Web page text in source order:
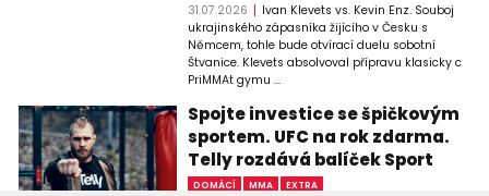
31.07.2026
Ivan Klevets vs. Kevin Enz. Souboj
ukrajinského zápasníka žijícího v Česku s
Němcem, tohle bude otvírací duelu sobotní
Štvanice. Klevets absolvoval přípravu klasicky c
PriMMAt gymu ...
Spojte investice se špičkovým
sportem. UFC na rok zdarma.
Telly rozdává balíček Sport
DOMÁCÍ MMA EXTRA